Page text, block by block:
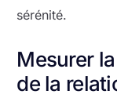
sérénité.
Mesurer
de la